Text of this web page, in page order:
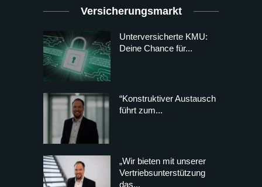
Versicherungsmarkt
Unterversicherte KMU:
Deine Chance für...
“Konstruktiver Austausch
führt zum...
„Wir bieten mit unserer
Vertriebsunterstützung
das...